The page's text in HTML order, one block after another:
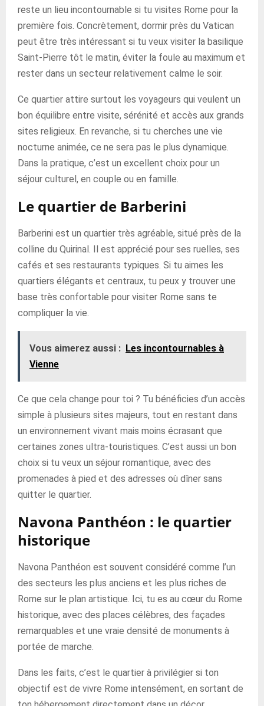
reste un lieu incontournable si tu visites Rome pour la
première fois. Concrètement, dormir près du Vatican
peut être très intéressant si tu veux visiter la basilique
Saint-Pierre tôt le matin, éviter la foule au maximum et
rester dans un secteur relativement calme le soir.
Ce quartier attire surtout les voyageurs qui veulent un
bon équilibre entre visite, sérénité et accès aux grands
sites religieux. En revanche, si tu cherches une vie
nocturne animée, ce ne sera pas le plus dynamique.
Dans la pratique, c’est un excellent choix pour un
séjour culturel, en couple ou en famille.
Le quartier de Barberini
Barberini est un quartier très agréable, situé près de la
colline du Quirinal. Il est apprécié pour ses ruelles, ses
cafés et ses restaurants typiques. Si tu aimes les
quartiers élégants et centraux, tu peux y trouver une
base très confortable pour visiter Rome sans te
compliquer la vie.
Vous aimerez aussi : Les incontournables à
Vienne
Ce que cela change pour toi ? Tu bénéficies d’un accès
simple à plusieurs sites majeurs, tout en restant dans
un environnement vivant mais moins écrasant que
certaines zones ultra-touristiques. C’est aussi un bon
choix si tu veux un séjour romantique, avec des
promenades à pied et des adresses où dîner sans
quitter le quartier.
Navona Panthéon : le quartier
historique
Navona Panthéon est souvent considéré comme l’un
des secteurs les plus anciens et les plus riches de
Rome sur le plan artistique. Ici, tu es au cœur du Rome
historique, avec des places célèbres, des façades
remarquables et une vraie densité de monuments à
portée de marche.
Dans les faits, c’est le quartier à privilégier si ton
objectif est de vivre Rome intensément, en sortant de